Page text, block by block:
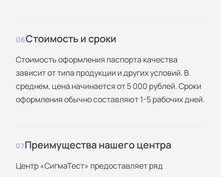
06Стоимость и сроки
Стоимость оформления паспорта качества
зависит от типа продукции и других условий. В
среднем, цена начинается от 5 000 рублей. Сроки
оформления обычно составляют 1-5 рабочих дней.
07Преимущества нашего центра
Центр «СигмаТест» предоставляет ряд